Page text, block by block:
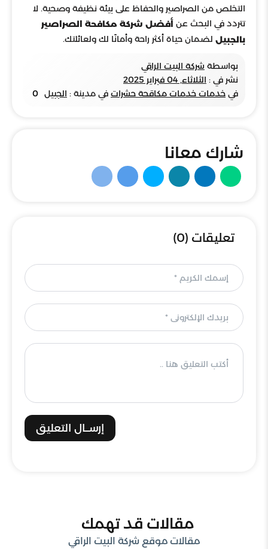
التخلص من الصراصير والحفاظ على بيئة نظيفة وصحية. لا
تتردد في البحث عن أفضل شركة مكافحة الصراصير
بالجبيل لضمان حياة أكثر راحة وأمانًا لك ولعائلتك.
بواسطة شركة البيت الراقي
نشر في : الثلاثاء, 04 فبراير 2025
في خدمات خدمات مكاقحة حشرات في مدينة : الجبيل 0
شارك معانا
تعليقات (0)
إرســال التعليق
مقالات قد تهمك
مقالات موقع شركة البيت الراقي